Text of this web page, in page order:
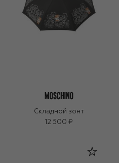
Складной зонт
12 500 ₽